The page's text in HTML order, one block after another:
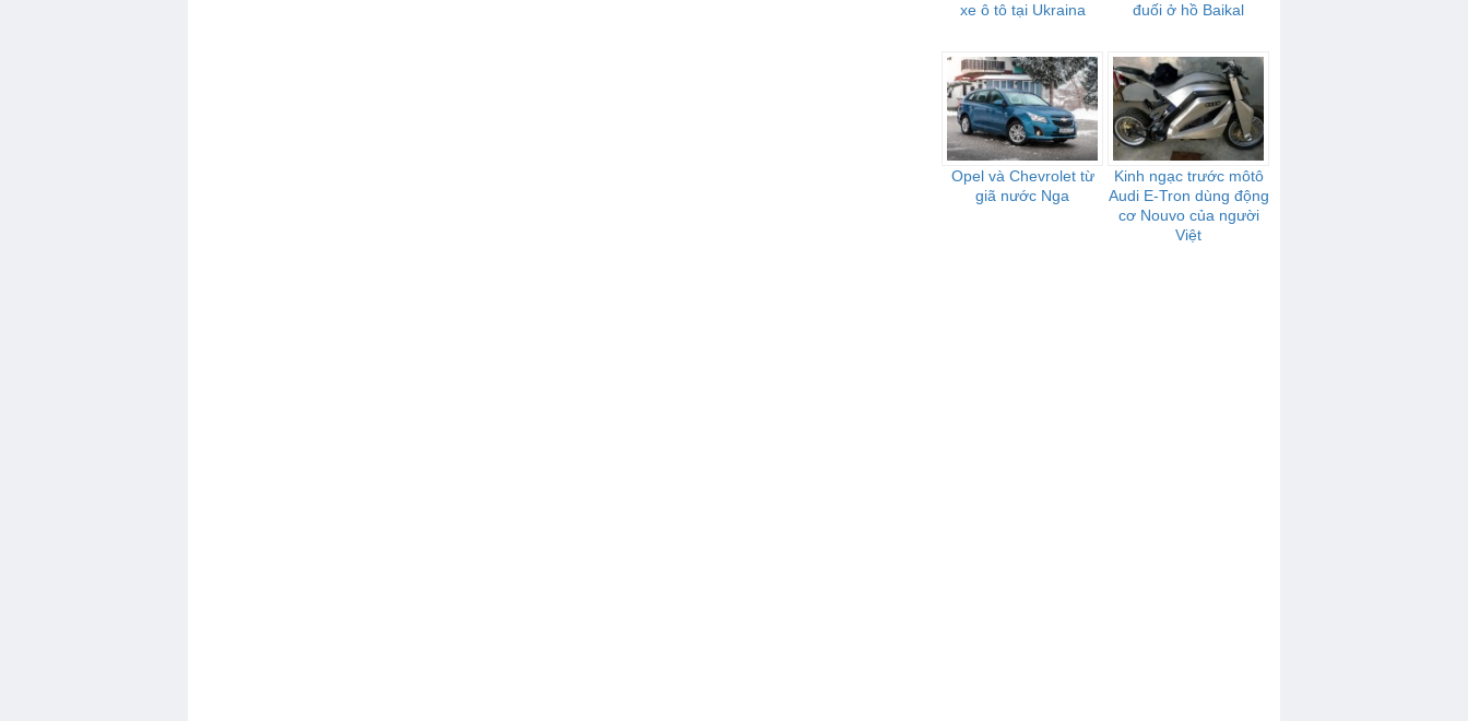
xe ô tô tại Ukraina
đuối ở hồ Baikal
Opel và Chevrolet từ
giã nước Nga
Kinh ngạc trước môtô
Audi E-Tron dùng động
cơ Nouvo của người
Việt